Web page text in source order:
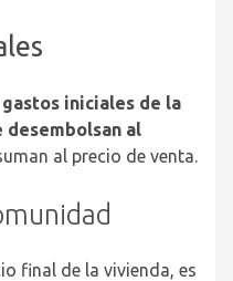
iniciales de la
desembolsan al
al precio de venta.
final de la vivienda, es